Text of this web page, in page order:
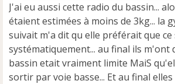
J'ai eu aussi cette radio du bassin...
étaient estimées à moins de 3kg... la
suivait m'a dit qu elle préférait que
systématiquement... au final ils m'ont
bassin etait vraiment limite MaiS
sortir par voie basse... Et au final